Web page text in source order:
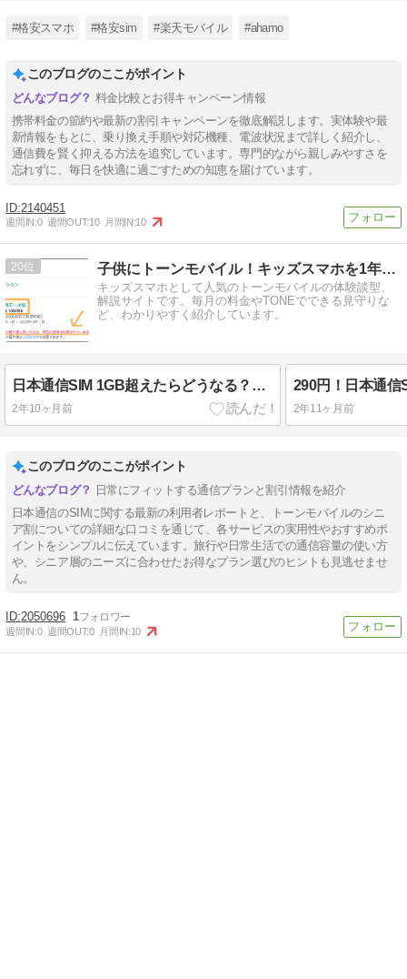
#格安スマホ #格安sim #楽天モバイル #ahamo
このブログのここがポイント
料金比較とお得キャンペーン情報
携帯料金の節約や最新の割引キャンペーンを徹底解説します。実体験や最
新情報をもとに、乗り換え手順や対応機種、電波状況まで詳しく紹介し、
通信費を賢く抑える方法を追究しています。専門的ながら親しみやすさを
忘れずに、毎日を快適に過ごすための知恵を届けています。
2140451
週間IN:0 週間OUT:10 月間IN:10
20 子供にトーンモバイル！キッズスマホを1年使った我が家の体験談
キッズスマホとして人気のトーンモバイルの体験談型、
解説サイトです。毎月の料金やTONEでできる見守りな
ど、わかりやすく紹介しています。
日本通信SIM 1GB超えたらどうなる？GPSもライン通話もできるやん！
2年10ヶ月前 2年11ヶ月前
このブログのここがポイント
日常にフィットする通信プランと割引情報を紹介
日本通信のSIMに関する最新の利用者レポートと、トーンモバイルのシニ
ア割についての詳細な口コミを通じて、各サービスの実用性やおすすめポ
イントをシンプルに伝えています。旅行や日常生活での通信容量の使い方
や、シニア層のニーズに合わせたお得なプラン選びのヒントも見逃せませ
ん。
2050696 1
週間IN:0 週間OUT:0 月間IN:10